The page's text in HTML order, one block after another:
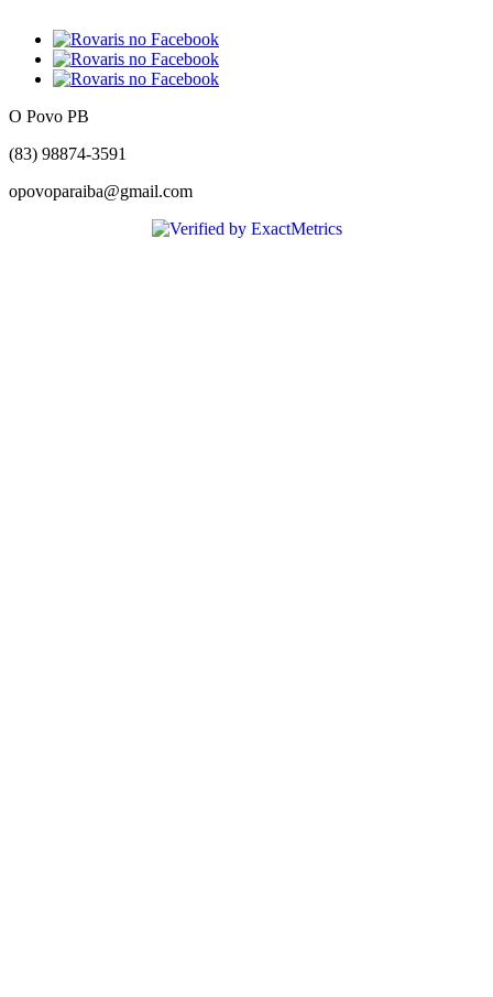
O Povo PB
(83) 98874-3591
opovoparaiba@gmail.com